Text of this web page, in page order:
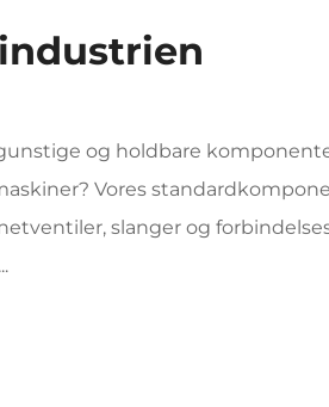
og holdbare
Vores
slanger og